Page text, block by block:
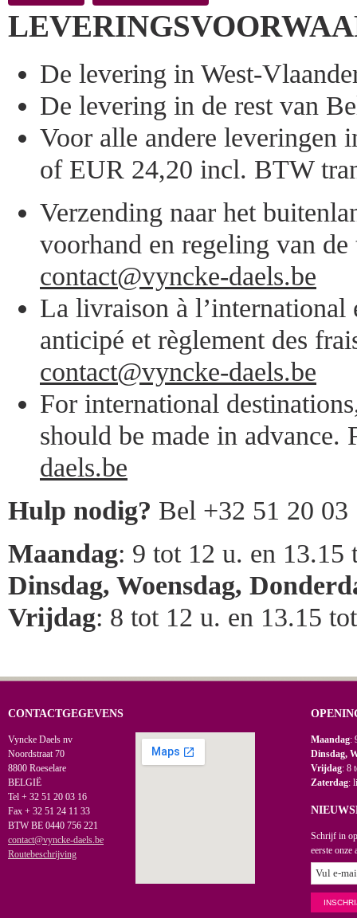
De levering in West-
De levering in de rest van
Voor alle andere
of EUR 24,20 incl. BTW
Verzending naar het
voorhand en regeling van
contact@vyncke-daels.be
La livraison à l’international
anticipé et règlement des
contact@vyncke-daels.be
For international
should be made in advance.
daels.be
Hulp nodig? Bel +32 51 20 03
Maandag: 9 tot 12 u. en 13.15
Dinsdag, Woensdag,
Vrijdag: 8 tot 12 u. en 13.15
CONTACTGEGEVENS
Vyncke Daels nv
Noordstraat 70
8800 Roeselare
BELGIË
Tel + 32 51 20 03 16
Fax + 32 51 24 11 33
BTW BE 0440 756 221
contact@vyncke-daels.be
Routebeschrijving
Maandag:
Dinsdag,
Vrijdag: 8
Zaterdag:
Schrijf in
eerste onze